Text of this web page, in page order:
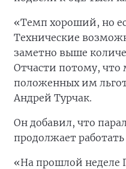
«Темп хороший, но
Технические
заметно выше
Отчасти потому,
положенных им
Андрей Турчак.
Он добавил, что
продолжает
«На прошлой неделе